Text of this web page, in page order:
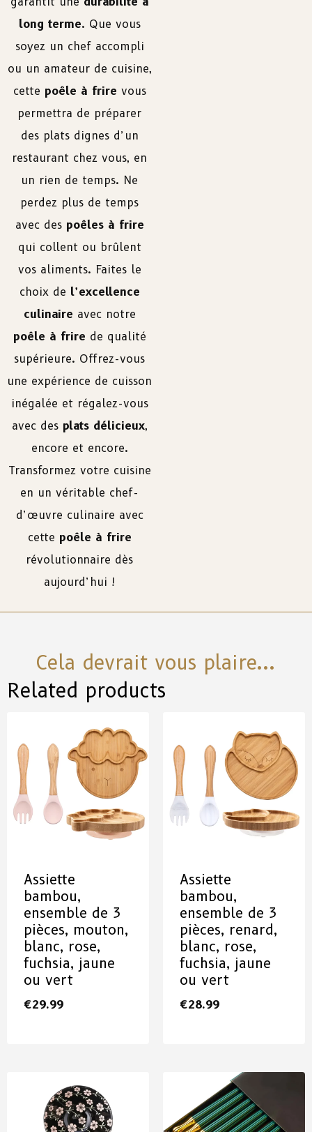
long terme. Que vous
soyez un chef accompli
ou un amateur de cuisine,
cette poêle à frire vous
permettra de préparer
des plats dignes d’un
restaurant chez vous, en
un rien de temps. Ne
perdez plus de temps
avec des poêles à frire
qui collent ou brûlent
vos aliments. Faites le
choix de l’excellence
culinaire avec notre
poêle à frire de qualité
supérieure. Offrez-vous
une expérience de cuisson
inégalée et régalez-vous
avec des plats délicieux,
encore et encore.
Transformez votre cuisine
en un véritable chef-
d’œuvre culinaire avec
cette poêle à frire
révolutionnaire dès
aujourd’hui !
Cela devrait vous plaire...
Related products
Assiette
bambou,
ensemble de 3
pièces, mouton,
blanc, rose,
fuchsia, jaune
ou vert
€29.99
Assiette
bambou,
ensemble de 3
pièces, renard,
blanc, rose,
fuchsia, jaune
ou vert
€28.99